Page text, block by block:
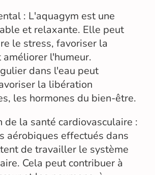
: L'aquagym est une
et relaxante. Elle peut
le stress, favoriser la
l'humeur.
dans l'eau peut
la libération
les hormones du bien-être.
la santé cardiovasculaire :
aérobiques effectués dans
de travailler le système
Cela peut contribuer à